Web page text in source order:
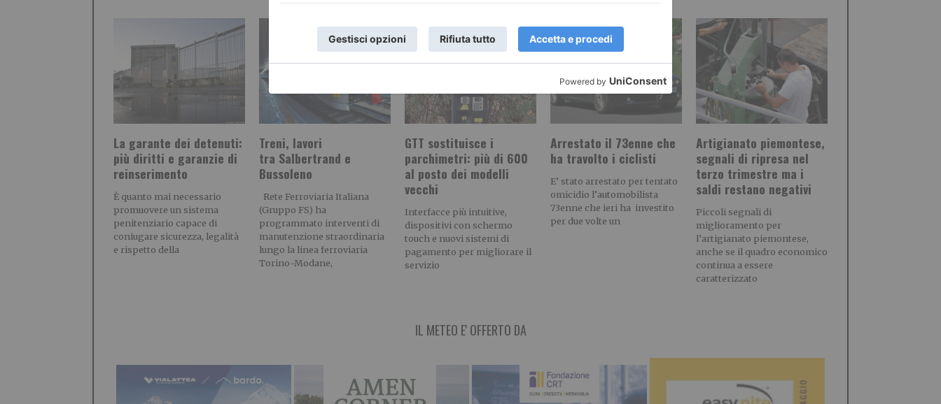
La garante dei detenuti:
più diritti e garanzie di
reinserimento
È quanto mai necessario
promuovere un sistema
penitenziario capace di
coniugare sicurezza, legalità
e rispetto della
Treni, lavori
tra Salbertrand e
Bussoleno
Rete Ferroviaria Italiana
(Gruppo FS) ha
programmato interventi di
manutenzione straordinaria
lungo la linea ferroviaria
Torino-Modane,
GTT sostituisce i
parchimetri: più di 600
al posto dei modelli
vecchi
Interfacce più intuitive,
dispositivi con schermo
touch e nuovi sistemi di
pagamento per migliorare il
servizio
Arrestato il 73enne che
ha travolto i ciclisti
E’ stato arrestato per tentato
omicidio l’automobilista
73enne che ieri ha investito
per due volte un
Artigianato piemontese,
segnali di ripresa nel
terzo trimestre ma i
saldi restano negativi
Piccoli segnali di
miglioramento per
l’artigianato piemontese,
anche se il quadro economico
continua a essere
caratterizzato
IL METEO E' OFFERTO DA